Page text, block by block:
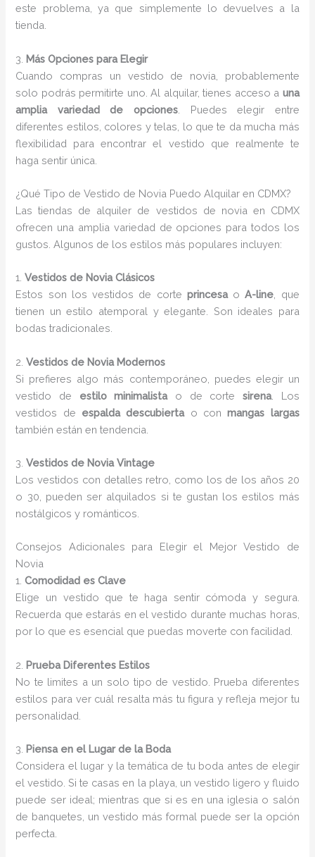
este problema, ya que simplemente lo devuelves a la
tienda.
3. Más Opciones para Elegir
Cuando compras un vestido de novia, probablemente
solo podrás permitirte uno. Al alquilar, tienes acceso a una
amplia variedad de opciones . Puedes elegir entre
diferentes estilos, colores y telas, lo que te da mucha más
flexibilidad para encontrar el vestido que realmente te
haga sentir única.
¿Qué Tipo de Vestido de Novia Puedo Alquilar en CDMX?
Las tiendas de alquiler de vestidos de novia en CDMX
ofrecen una amplia variedad de opciones para todos los
gustos. Algunos de los estilos más populares incluyen:
1.Vestidos de Novia Clásicos
Estos son los vestidos de corte princesaoA-line, que
tienen un estilo atemporal y elegante. Son ideales para
bodas tradicionales.
2.Vestidos de Novia Modernos
Si prefieres algo más contemporáneo, puedes elegir un
vestido de estilo minimalistao de corte sirena. Los
vestidos de espalda descubiertao conmangas largas
también están en tendencia.
3.Vestidos de Novia Vintage
Los vestidos con detalles retro, como los de los años 20
o 30, pueden ser alquilados si te gustan los estilos más
nostálgicos y románticos.
Consejos Adicionales para Elegir el Mejor Vestido de
Novia
1.Comodidad es Clave
Elige un vestido que te haga sentir cómoda y segura.
Recuerda que estarás en el vestido durante muchas horas,
por lo que es esencial que puedas moverte con facilidad.
2. Prueba Diferentes Estilos
No te limites a un solo tipo de vestido. Prueba diferentes
estilos para ver cuál resalta más tu figura y refleja mejor tu
personalidad.
3. Piensa en el Lugar de la Boda
Considera el lugar y la temática de tu boda antes de elegir
el vestido. Si te casas en la playa, un vestido ligero y fluido
puede ser ideal; mientras que si es en una iglesia o salón
de banquetes, un vestido más formal puede ser la opción
perfecta.